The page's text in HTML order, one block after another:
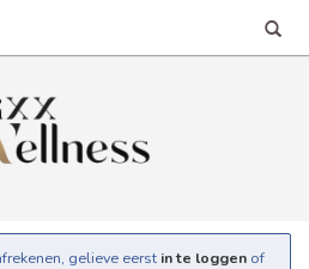
gelieve eerst in te loggen of